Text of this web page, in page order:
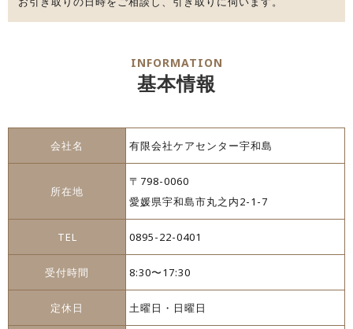
INFORMATION
基本情報
会社名 有限会社ケアセンター宇和島
所在地
〒798-0060
愛媛県宇和島市丸之内2-1-7
TEL 0895-22-0401
受付時間 8:30〜17:30
定休日 土曜日・日曜日